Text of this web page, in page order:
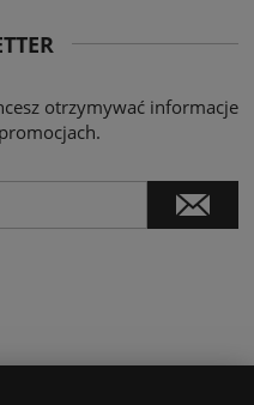
otrzymywać informacje